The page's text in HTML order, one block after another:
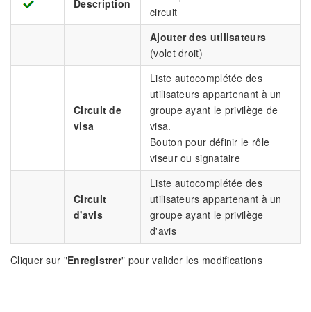
Description
circuit
Ajouter des utilisateurs
(volet droit)
Circuit de
visa
Liste autocomplétée des
utilisateurs appartenant à un
groupe ayant le privilège de
visa.
Bouton pour définir le rôle
viseur ou signataire
Circuit
d'avis
Liste autocomplétée des
utilisateurs appartenant à un
groupe ayant le privilège
d'avis
Cliquer sur "Enregistrer" pour valider les modifications